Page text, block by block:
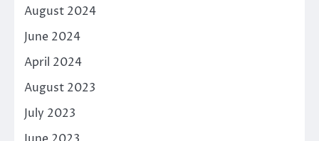
August 2024
June 2024
April 2024
August 2023
July 2023